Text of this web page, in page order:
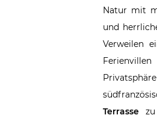
Natur mit
und
Verweilen
Terrasse